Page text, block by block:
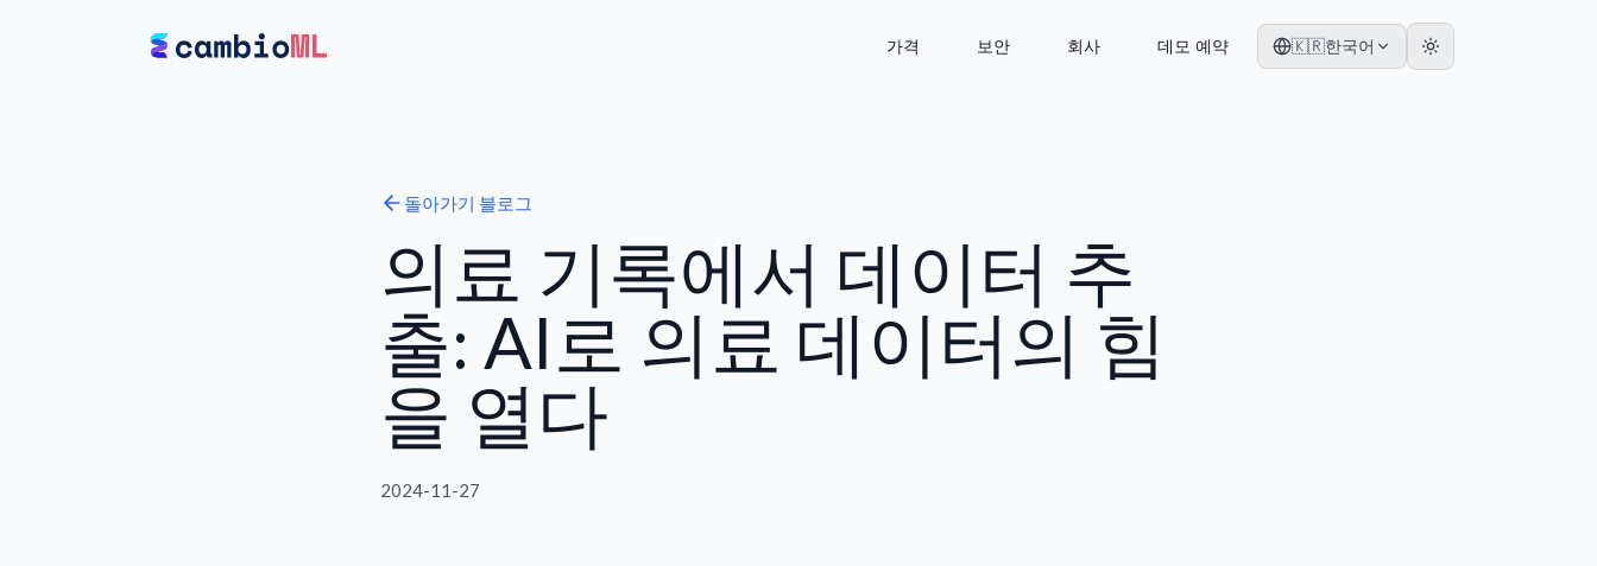
가격 보안 회사 데모 예약 🇰🇷한국어
돌아가기 블로그
의료 기록에서 데이터 추
출: AI로 의료 데이터의 힘
을 열다
2024-11-27